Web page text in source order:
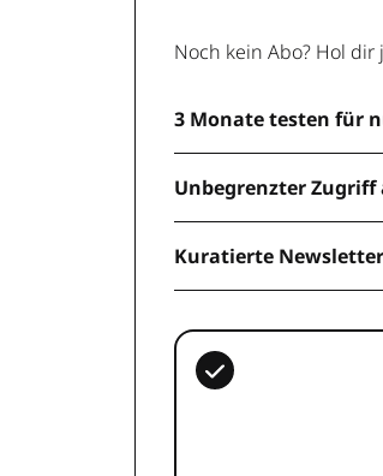
Noch kein Abo? Hol dir
3 Monate testen für
Unbegrenzter
Kuratierte